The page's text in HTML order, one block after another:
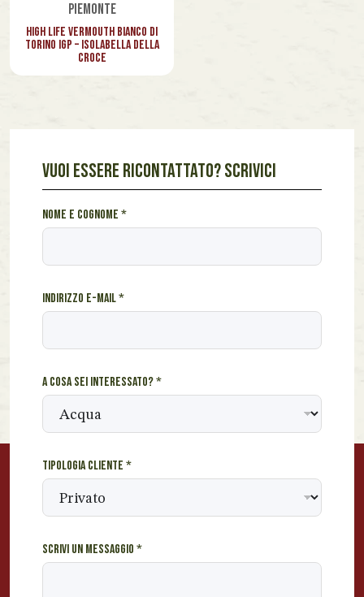
Piemonte
High Life Vermouth Bianco di
Torino IGP – Isolabella della
Croce
VUOI ESSERE RICONTATTATO? SCRIVICI
Nome e cognome *
Indirizzo e-mail*
A cosa sei interessato?*
Tipologia cliente *
Scrivi un messaggio *